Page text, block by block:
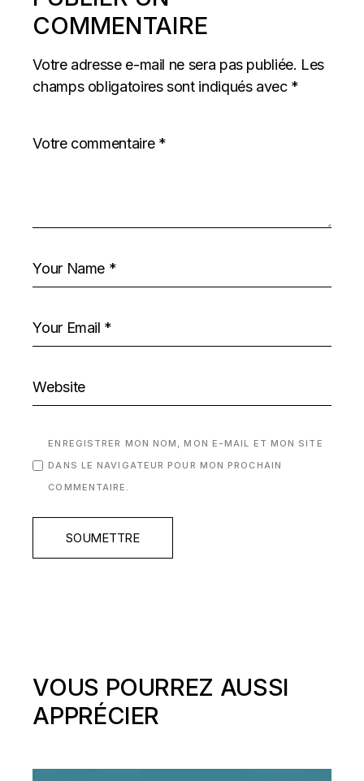
COMMENTAIRE
Votre adresse e-mail ne sera pas publiée. Les
champs obligatoires sont indiqués avec *
ENREGISTRER MON NOM, MON E-MAIL ET MON SITE
DANS LE NAVIGATEUR POUR MON PROCHAIN
COMMENTAIRE.
SOUMETTRE
VOUS POURREZ AUSSI
APPRÉCIER